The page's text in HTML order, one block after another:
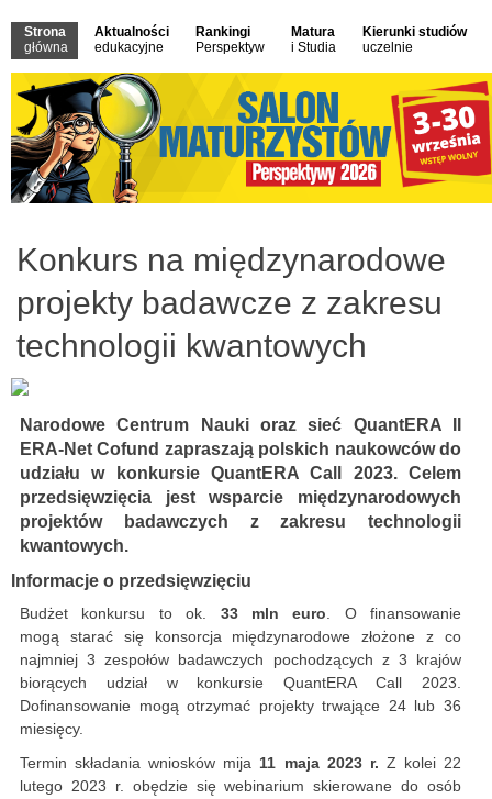
Strona
główna
Aktualności
edukacyjne
Rankingi
Perspektyw
Matura
i Studia
Kierunki studiów
uczelnie
Konkurs na międzynarodowe
projekty badawcze z zakresu
technologii kwantowych
Narodowe Centrum Nauki oraz sieć QuantERA II
ERA-Net Cofund zapraszają polskich naukowców do
udziału w konkursie QuantERA Call 2023. Celem
przedsięwzięcia jest wsparcie międzynarodowych
projektów badawczych z zakresu technologii
kwantowych.
Informacje o przedsięwzięciu
Budżet konkursu to ok. 33 mln euro. O finansowanie
mogą starać się konsorcja międzynarodowe złożone z co
najmniej 3 zespołów badawczych pochodzących z 3 krajów
biorących udział w konkursie QuantERA Call 2023.
Dofinansowanie mogą otrzymać projekty trwające 24 lub 36
miesięcy.
Termin składania wniosków mija11 maja 2023 r. Z kolei 22
lutego 2023 r. obędzie się webinarium skierowane do osób